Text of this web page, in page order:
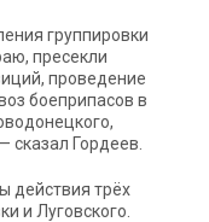
группировки
пресекли
проведение
боеприпасов в
сказал Гордеев.
действия трёх
и Луговского.